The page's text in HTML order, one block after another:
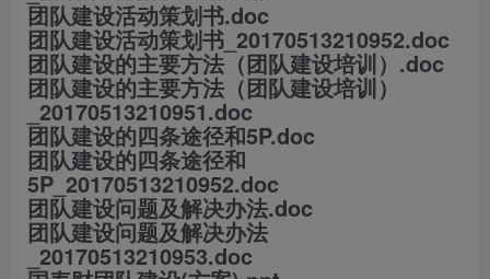
团队建设活动策划书.doc
团队建设活动策划书_20170513210952.doc
团队建设的主要方法（团队建设培训）.doc
团队建设的主要方法（团队建设培训）
_20170513210951.doc
团队建设的四条途径和5P.doc
团队建设的四条途径和
5P_20170513210952.doc
团队建设问题及解决办法.doc
团队建设问题及解决办法
_20170513210953.doc